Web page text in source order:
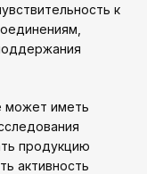
к
может иметь
продукцию
активность